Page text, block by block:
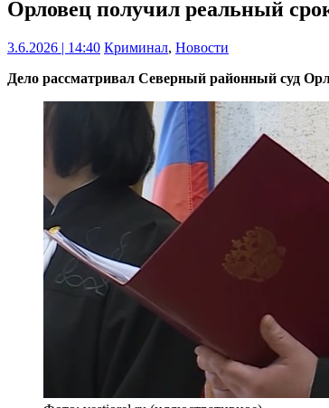
Орловец получил реальный
3.6.2026 | 14:40 Криминал, Новости
Дело рассматривал Северный районный суд